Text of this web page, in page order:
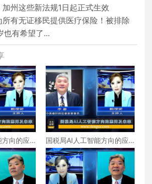
加州这些新法规1日起正式生效
所有无证移民提供医疗保险！被排除
有希望了...
向的应
国税局AI人工智能方向的应
用及未来（上）